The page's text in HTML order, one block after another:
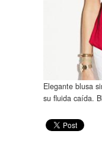
Elegante blusa
su fluida caída.